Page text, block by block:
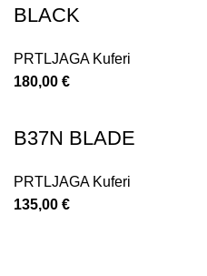
BLACK
PRTLJAGA Kuferi
180,00 €
B37N BLADE
PRTLJAGA Kuferi
135,00 €